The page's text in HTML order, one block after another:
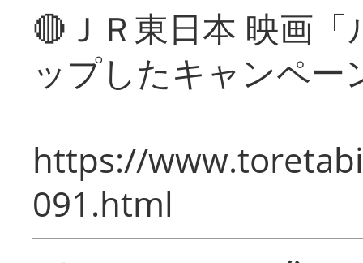
🔴ＪＲ東日本 映画
ップしたキャンペー
https://
091.html